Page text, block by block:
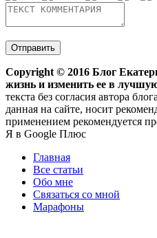
Copyright © 2016 Блог
жизнь и изменить ее в
текста без согласия автора
данная на сайте, носит
применением рекомендуется
Я в Google Плюс
Главная
Все статьи
Обо мне
Связаться со мной
Марафоны